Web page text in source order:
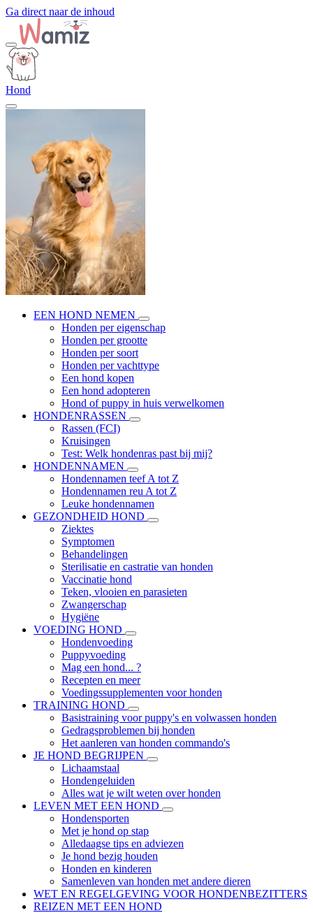
Ga direct naar de inhoud
Hond
EEN HOND NEMEN
Honden per eigenschap
Honden per grootte
Honden per soort
Honden per vachttype
Een hond kopen
Een hond adopteren
Hond of puppy in huis verwelkomen
HONDENRASSEN
Rassen (FCI)
Kruisingen
Test: Welk hondenras past bij mij?
HONDENNAMEN
Hondennamen teef A tot Z
Hondennamen reu A tot Z
Leuke hondennamen
GEZONDHEID HOND
Ziektes
Symptomen
Behandelingen
Sterilisatie en castratie van honden
Vaccinatie hond
Teken, vlooien en parasieten
Zwangerschap
Hygiëne
VOEDING HOND
Hondenvoeding
Puppyvoeding
Mag een hond... ?
Recepten en meer
Voedingssupplementen voor honden
TRAINING HOND
Basistraining voor puppy's en volwassen honden
Gedragsproblemen bij honden
Het aanleren van honden commando's
JE HOND BEGRIJPEN
Lichaamstaal
Hondengeluiden
Alles wat je wilt weten over honden
LEVEN MET EEN HOND
Hondensporten
Met je hond op stap
Alledaagse tips en adviezen
Je hond bezig houden
Honden en kinderen
Samenleven van honden met andere dieren
WET EN REGELGEVING VOOR HONDENBEZITTERS
REIZEN MET EEN HOND